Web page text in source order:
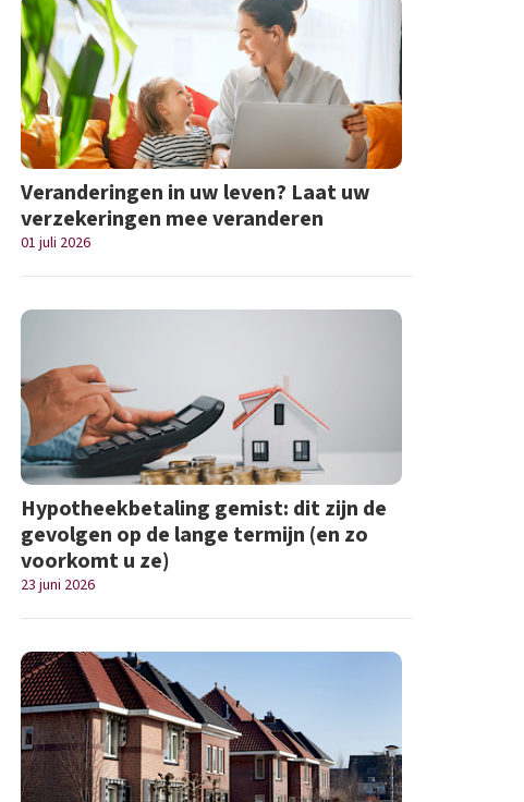
Veranderingen in uw leven? Laat uw
verzekeringen mee veranderen
01 juli 2026
Hypotheekbetaling gemist: dit zijn de
gevolgen op de lange termijn (en zo
voorkomt u ze)
23 juni 2026